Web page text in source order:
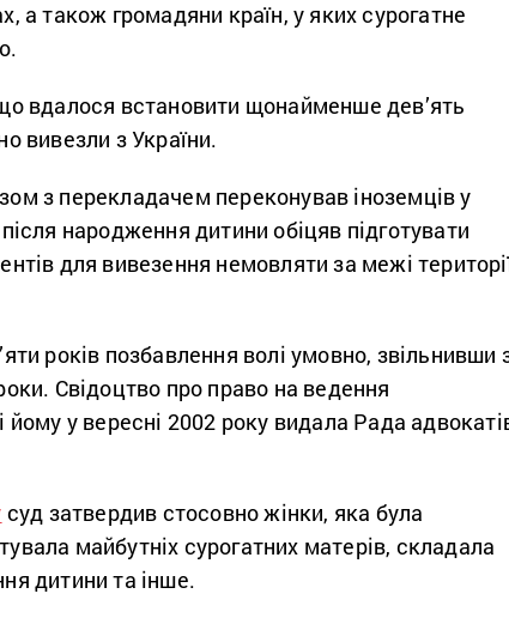
а також громадяни країн, у яких сурогатне
вдалося встановити щонайменше дев’ять
вивезли з України.
з перекладачем переконував іноземців у
народження дитини обіцяв підготувати
для вивезення немовляти за межі
років позбавлення волі умовно, звільнивши
Свідоцтво про право на ведення
йому у вересні 2002 року видала Рада
суд затвердив стосовно жінки, яка була
майбутніх сурогатних матерів, складала
дитини та інше.